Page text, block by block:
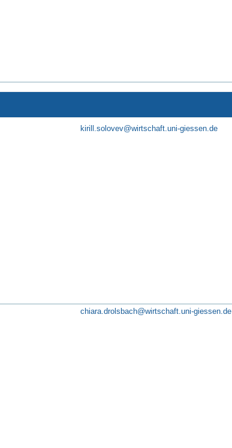
kirill.solovev@wirtschaft.uni-giessen.de
chiara.drolsbach@wirtschaft.uni-giessen.de